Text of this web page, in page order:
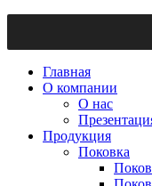
Главная
О компании
О нас
Продукция
Поковка